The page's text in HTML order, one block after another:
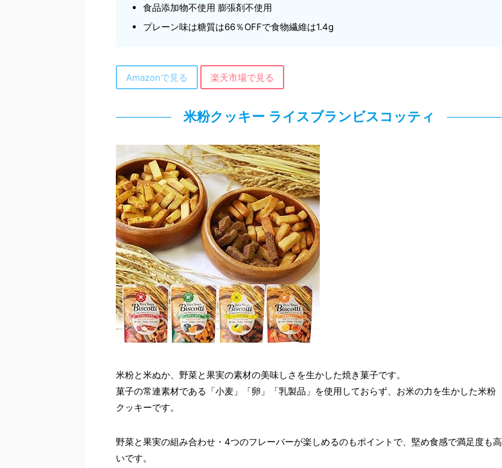
食品添加物不使用 膨張剤不使用
プレーン味は糖質は66％OFFで食物繊維は1.4g
Amazonで見る 楽天市場で見る
米粉クッキー ライスブランビスコッティ
米粉と米ぬか、野菜と果実の素材の美味しさを生かした焼き菓子です。
菓子の常連素材である「小麦」「卵」「乳製品」を使用しておらず、お米の力を生かした米粉
クッキーです。
野菜と果実の組み合わせ・4つのフレーバーが楽しめるのもポイントで、堅め食感で満足度も高
いです。